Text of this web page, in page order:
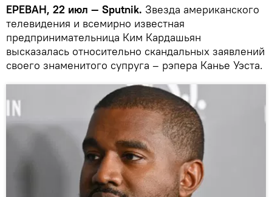
ЕРЕВАН, 22 июл — Sputnik. Звезда американского
телевидения и всемирно известная
предпринимательница Ким Кардашьян
высказалась относительно скандальных заявлений
своего знаменитого супруга – рэпера Канье Уэста.